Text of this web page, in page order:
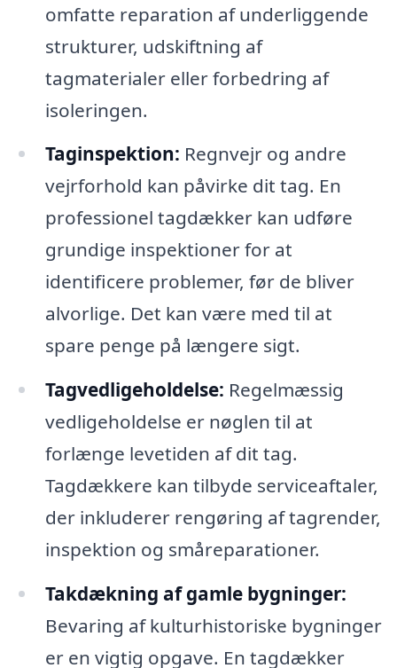
omfatte reparation af underliggende
strukturer, udskiftning af
tagmaterialer eller forbedring af
isoleringen.
Taginspektion: Regnvejr og andre
vejrforhold kan påvirke dit tag. En
professionel tagdækker kan udføre
grundige inspektioner for at
identificere problemer, før de bliver
alvorlige. Det kan være med til at
spare penge på længere sigt.
Tagvedligeholdelse: Regelmæssig
vedligeholdelse er nøglen til at
forlænge levetiden af dit tag.
Tagdækkere kan tilbyde serviceaftaler,
der inkluderer rengøring af tagrender,
inspektion og småreparationer.
Takdækning af gamle bygninger:
Bevaring af kulturhistoriske bygninger
er en vigtig opgave. En tagdækker